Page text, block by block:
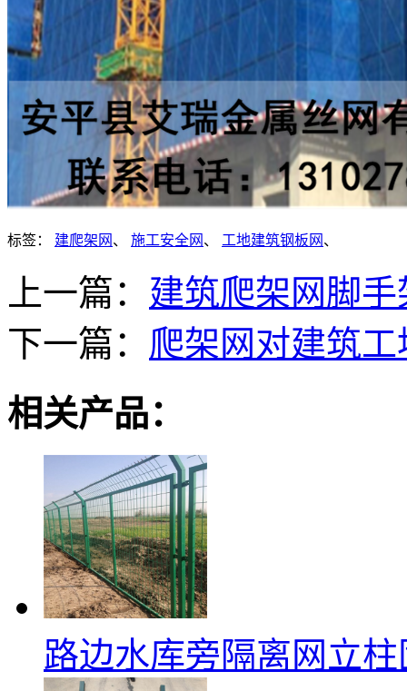
标签： 建爬架网 、 施工安全网 、 工地建筑钢板网 、
上一篇： 建筑爬架网脚
下一篇： 爬架网对建筑
相关产品：
路边水库旁隔离网立